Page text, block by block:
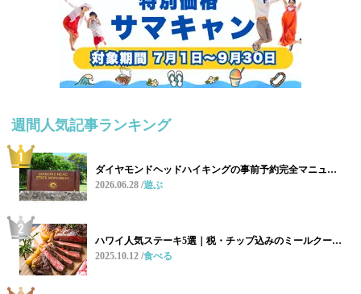
週間人気記事ランキング
ダイヤモンドヘッドハイキングの事前予約完全マニュ…
2026.06.28 遊ぶ
ハワイ人気ステーキ5選｜税・チップ込みのミールクー…
2025.10.12 食べる